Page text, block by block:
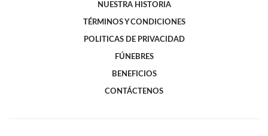
NUESTRA HISTORIA
TÉRMINOS Y CONDICIONES
POLITICAS DE PRIVACIDAD
FÚNEBRES
BENEFICIOS
CONTÁCTENOS